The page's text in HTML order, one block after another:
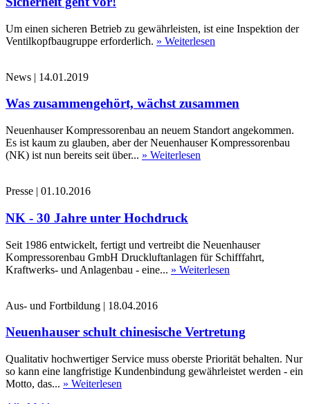
Um einen sicheren Betrieb zu gewährleisten, ist eine Inspektion der
Ventilkopfbaugruppe erforderlich. » Weiterlesen
News | 14.01.2019
Was zusammengehört, wächst zusammen
Neuenhauser Kompressorenbau an neuem Standort angekommen.
Es ist kaum zu glauben, aber der Neuenhauser Kompressorenbau
(NK) ist nun bereits seit über... » Weiterlesen
Presse | 01.10.2016
NK - 30 Jahre unter Hochdruck
Seit 1986 entwickelt, fertigt und vertreibt die Neuenhauser
Kompressorenbau GmbH Druckluftanlagen für Schifffahrt,
Kraftwerks- und Anlagenbau - eine... » Weiterlesen
Aus- und Fortbildung | 18.04.2016
Neuenhauser schult chinesische Vertretung
Qualitativ hochwertiger Service muss oberste Priorität behalten. Nur
so kann eine langfristige Kundenbindung gewährleistet werden - ein
Motto, das... » Weiterlesen